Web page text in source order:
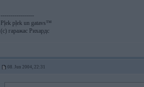
-----------------
Pļek pļek un gatavs™
(c) гаражас Рихардс
08. Jun 2004, 22:31